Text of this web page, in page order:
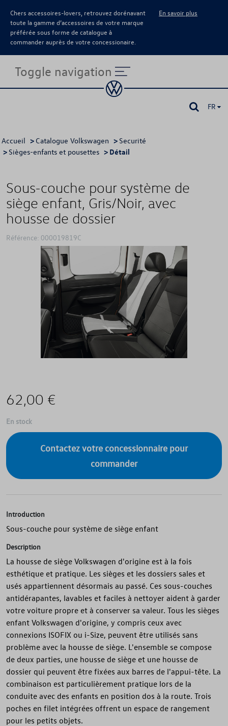
Chers accessoires-lovers, retrouvez dorénavant
toute la gamme d’accessoires de votre marque
préférée sous forme de catalogue à
commander auprès de votre concessionaire.
En savoir plus
Toggle navigation
FR
Accueil > Catalogue Volkswagen > Securité
> Sièges-enfants et pousettes > Détail
Sous-couche pour système de
siège enfant, Gris/Noir, avec
housse de dossier
Référence: 000019819C
62,00 €
En stock
Contactez votre concessionnaire pour
commander
Introduction
Sous-couche pour système de siège enfant
Description
La housse de siège Volkswagen d'origine est à la fois
esthétique et pratique. Les sièges et les dossiers sales et
usés appartiennent désormais au passé. Ces sous-couches
antidérapantes, lavables et faciles à nettoyer aident à garder
votre voiture propre et à conserver sa valeur. Tous les sièges
enfant Volkswagen d'origine, y compris ceux avec
connexions ISOFIX ou i-Size, peuvent être utilisés sans
problème avec la housse de siège. L'ensemble se compose
de deux parties, une housse de siège et une housse de
dossier qui peuvent être fixées aux barres de l'appui-tête. La
combinaison est particulièrement pratique lors de la
conduite avec des enfants en position dos à la route. Trois
poches en filet intégrées offrent un espace de rangement
pour les petits objets.